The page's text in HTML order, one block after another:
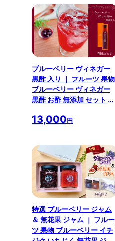
ブルーベリー ヴィネガー
黒酢 入り ｜ フルーツ 果物
ブルーベリー ヴィネガー
黒酢 お酢 無添加 セット 詰
美祢市 美祢 特産品
13,000円
特選 ブルーベリー ジャム
＆ 無花果 ジャム ｜ フルー
ツ 果物 ブルーベリー イチ